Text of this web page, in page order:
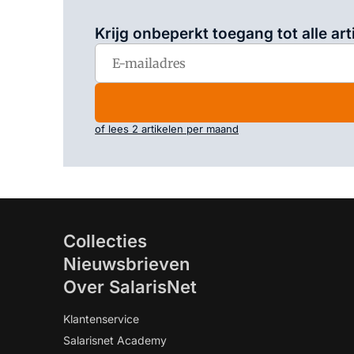
Krijg onbeperkt toegang tot alle
of lees 2 artikelen per maand
Collecties
Nieuwsbrieven
Over SalarisNet
Klantenservice
Salarisnet Academy